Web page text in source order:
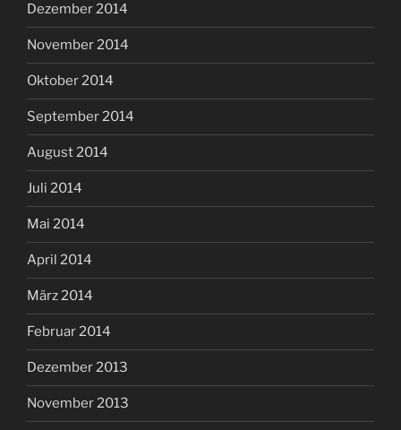
Dezember 2014
November 2014
Oktober 2014
September 2014
August 2014
Juli 2014
Mai 2014
April 2014
März 2014
Februar 2014
Dezember 2013
November 2013